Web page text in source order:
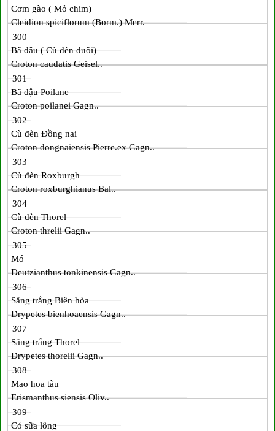
Cơm gào ( Mỏ chim)
Cleidion spiciflorum (Borm.) Merr.
300
Bã đâu ( Cù đèn đuôi)
Croton caudatis Geisel..
301
Bã đậu Poilane
Croton poilanei Gagn..
302
Cù đèn Đồng nai
Croton dongnaiensis Pierre.ex Gagn..
303
Cù đèn Roxburgh
Croton roxburghianus Bal..
304
Cù đèn Thorel
Croton threlii Gagn..
305
Mó
Deutzianthus tonkinensis Gagn..
306
Săng trắng Biên hòa
Drypetes bienhoaensis Gagn..
307
Săng trắng Thorel
Drypetes thorelii Gagn..
308
Mao hoa tàu
Erismanthus siensis Oliv..
309
Cỏ sữa lông